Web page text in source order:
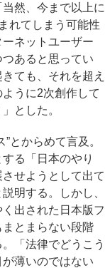
然、今まで以上に
れてしまう可能性
ネットユーザー
あると思ってい
ても、それを超え
うに2次創作して
とした。
とからめて言及。
る「日本のやり
せようとして出て
明する。しかし、
出された日本版フ
とまらない段階
「法律でどうこう
薄いのではない